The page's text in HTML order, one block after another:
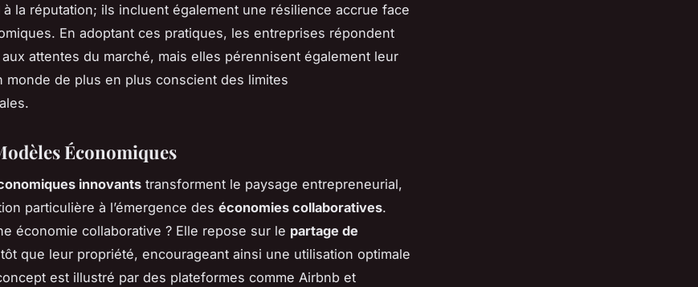
la réputation; ils incluent également une résilience accrue face
En adoptant ces pratiques, les entreprises répondent
attentes du marché, mais elles pérennisent également leur
monde de plus en plus conscient des limites
Économiques
innovants transforment le paysage entrepreneurial,
particulière à l’émergence des économies collaboratives.
économie collaborative ? Elle repose sur le partage de
que leur propriété, encourageant ainsi une utilisation optimale
est illustré par des plateformes comme Airbnb et